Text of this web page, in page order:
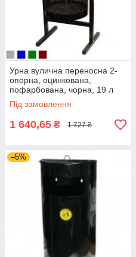
Урна вулична переносна 2-
опорна, оцинкована,
пофарбована, чорна, 19 л
Під замовлення
1 640,65 ₴ 1 727 ₴
–5%